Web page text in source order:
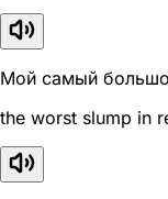
Мой самый
the worst slump in